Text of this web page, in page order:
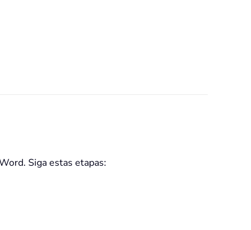
Siga estas etapas: